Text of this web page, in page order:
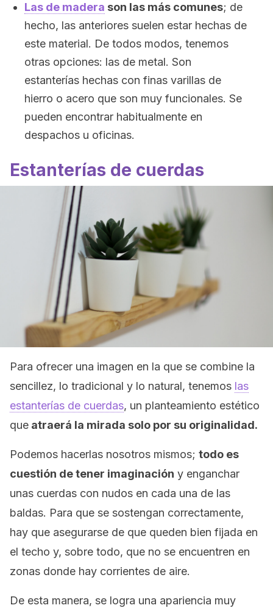
Las de madera son las más comunes; de
hecho, las anteriores suelen estar hechas de
este material. De todos modos, tenemos
otras opciones: las de metal. Son
estanterías hechas con finas varillas de
hierro o acero que son muy funcionales. Se
pueden encontrar habitualmente en
despachos u oficinas.
Estanterías de cuerdas
Para ofrecer una imagen en la que se combine la
sencillez, lo tradicional y lo natural, tenemos las
estanterías de cuerdas, un planteamiento estético
que atraerá la mirada solo por su originalidad.
Podemos hacerlas nosotros mismos; todo es
cuestión de tener imaginación y enganchar
unas cuerdas con nudos en cada una de las
baldas. Para que se sostengan correctamente,
hay que asegurarse de que queden bien fijada en
el techo y, sobre todo, que no se encuentren en
zonas donde hay corrientes de aire.
De esta manera, se logra una apariencia muy